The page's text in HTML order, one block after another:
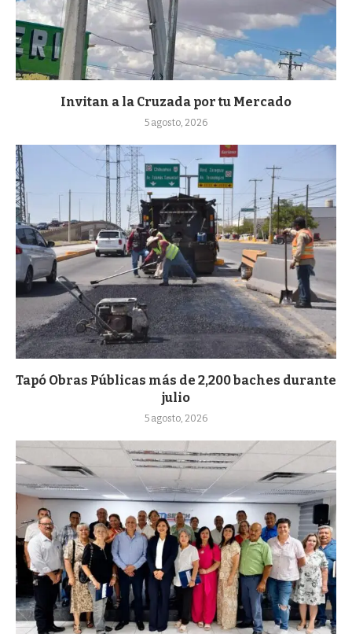
Invitan a la Cruzada por tu Mercado
5 agosto, 2026
Tapó Obras Públicas más de 2,200 baches durante
julio
5 agosto, 2026